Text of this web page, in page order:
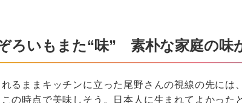
ろいもまた“味” 素朴な家庭の味
れるままキッチンに立った尾野さんの視線の先に
この時点で美味しそう。日本人に生まれてよかった